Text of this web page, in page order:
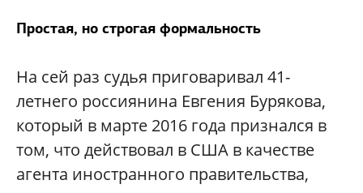
Простая, но строгая формальность
На сей раз судья приговаривал 41-
летнего россиянина Евгения Бурякова,
который в марте 2016 года признался в
том, что действовал в США в качестве
агента иностранного правительства,